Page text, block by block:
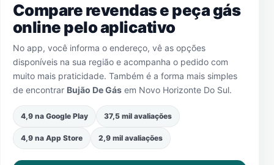
Compare revendas e peça gás
online pelo aplicativo
No app, você informa o endereço, vê as opções
disponíveis na sua região e acompanha o pedido com
muito mais praticidade. Também é a forma mais simples
de encontrar Bujão De Gás em Novo Horizonte Do Sul.
4,9 na Google Play 37,5 mil avaliações
4,9 na App Store 2,9 mil avaliações